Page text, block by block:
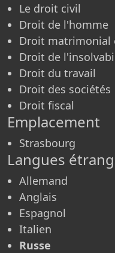
Le droit civil
Droit de l'homme
Droit matrimonial
Droit de
Droit du travail
Droit des sociétés
Droit fiscal
Emplacement
Strasbourg
Langues
Allemand
Anglais
Espagnol
Italien
Russe